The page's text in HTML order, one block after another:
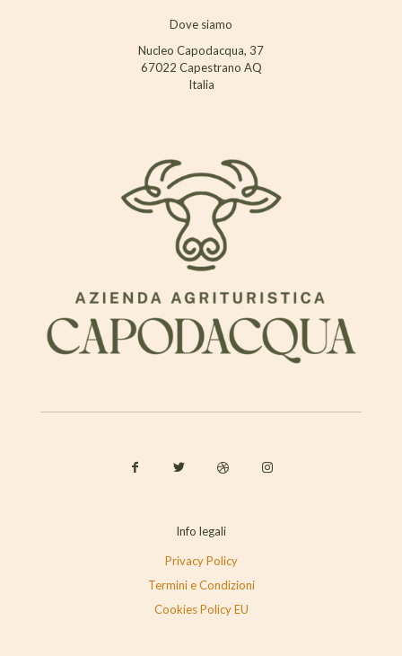
Dove siamo
Nucleo Capodacqua, 37
67022 Capestrano AQ
Italia
Info legali
Privacy Policy
Termini e Condizioni
Cookies Policy EU